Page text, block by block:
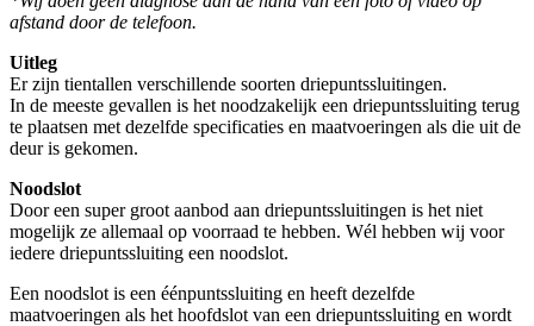
afstand door de telefoon.
Uitleg
Er zijn tientallen verschillende soorten driepuntssluitingen.
In de meeste gevallen is het noodzakelijk een driepuntssluiting terug
te plaatsen met dezelfde specificaties en maatvoeringen als die uit de
deur is gekomen.
Noodslot
Door een super groot aanbod aan driepuntssluitingen is het niet
mogelijk ze allemaal op voorraad te hebben. Wél hebben wij voor
iedere driepuntssluiting een noodslot.
Een noodslot is een éénpuntssluiting en heeft dezelfde
maatvoeringen als het hoofdslot van een driepuntssluiting en wordt